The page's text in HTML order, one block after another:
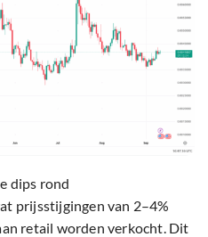
dips rond
prijsstijgingen van 2–4%
retail worden verkocht. Dit